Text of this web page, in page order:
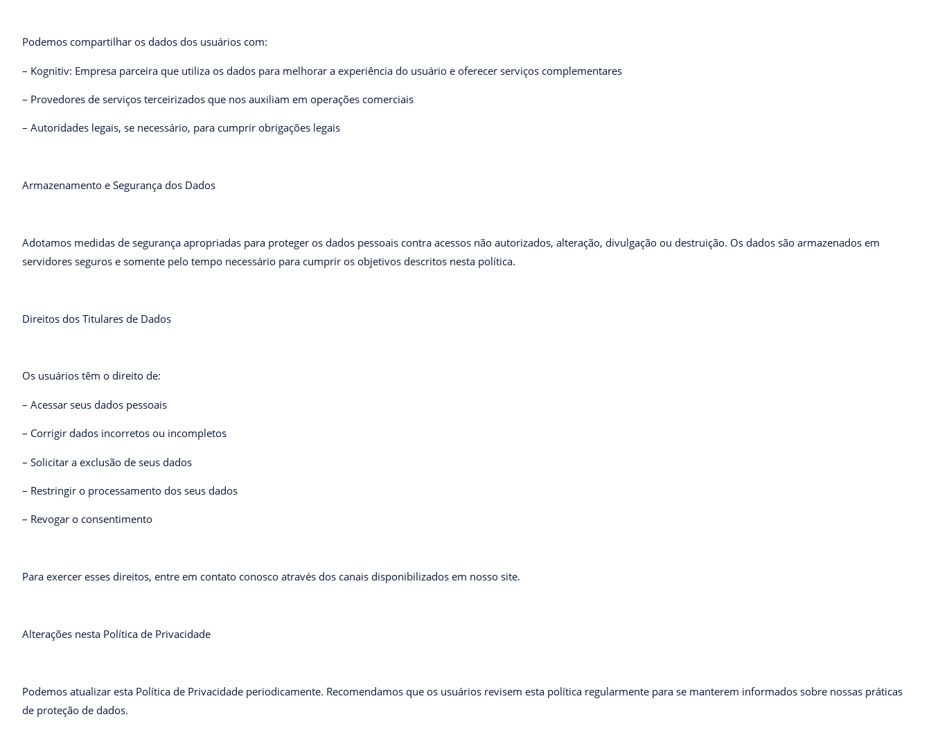
Podemos compartilhar os dados dos usuários com:
– Kognitiv: Empresa parceira que utiliza os dados para melhorar a experiência do usuário e oferecer serviços complementares
– Provedores de serviços terceirizados que nos auxiliam em operações comerciais
– Autoridades legais, se necessário, para cumprir obrigações legais
Armazenamento e Segurança dos Dados
Adotamos medidas de segurança apropriadas para proteger os dados pessoais contra acessos não autorizados, alteração, divulgação ou destruição. Os dados são armazenados em
servidores seguros e somente pelo tempo necessário para cumprir os objetivos descritos nesta política.
Direitos dos Titulares de Dados
Os usuários têm o direito de:
– Acessar seus dados pessoais
– Corrigir dados incorretos ou incompletos
– Solicitar a exclusão de seus dados
– Restringir o processamento dos seus dados
– Revogar o consentimento
Para exercer esses direitos, entre em contato conosco através dos canais disponibilizados em nosso site.
Alterações nesta Política de Privacidade
Podemos atualizar esta Política de Privacidade periodicamente. Recomendamos que os usuários revisem esta política regularmente para se manterem informados sobre nossas práticas
de proteção de dados.